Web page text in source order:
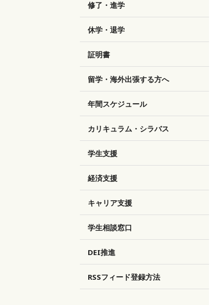
修了・進学
休学・退学
証明書
留学・海外出張する方へ
年間スケジュール
カリキュラム・シラバス
学生支援
経済支援
キャリア支援
学生相談窓口
DEI推進
RSSフィード登録方法